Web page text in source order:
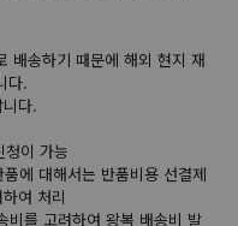
배송하기 때문에 해외 현지 재
다.
다.
이 가능
에 대해서는 반품비용 선결제
여 처리
비를 고려하여 왕복 배송비 발